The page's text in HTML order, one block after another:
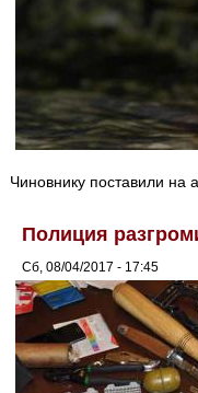
Чиновнику поставили на
Полиция
Сб, 08/04/2017 - 17:45